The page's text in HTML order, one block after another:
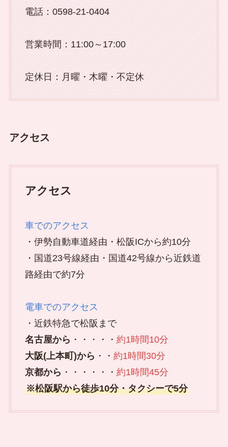
電話：0598-21-0404
営業時間：11:00～17:00
定休日：月曜・木曜・不定休
アクセス
アクセス
車でのアクセス
・伊勢自動車道経由・松阪ICから約10分
・国道23号線経由・国道42号線から近鉄道
路経由で約7分
電車でのアクセス
・近鉄特急で松阪まで
名古屋から ・・・・・ 約1時間10分
大阪(上本町)から ・・ 約1時間30分
京都から ・・・・・・ 約1時間45分
※松阪駅から徒歩10分・タクシーで5分